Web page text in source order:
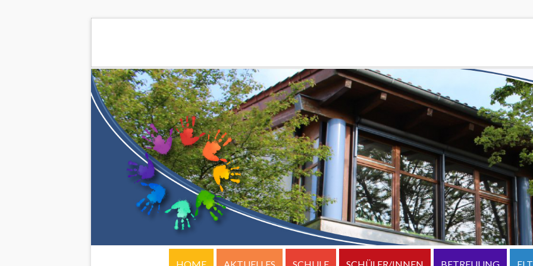
HOME AKTUELLES SCHULE SCHÜLER/INNEN BETREUUNG